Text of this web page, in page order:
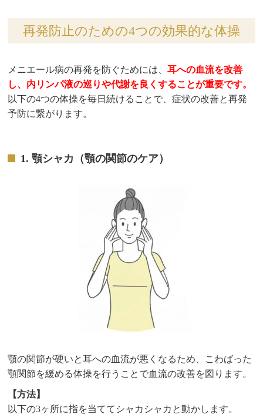
再発防止のための4つの効果的な体操
メニエール病の再発を防ぐためには、耳への血流を改善
し、内リンパ液の巡りや代謝を良くすることが重要です。
以下の4つの体操を毎日続けることで、症状の改善と再発
予防に繋がります。
1. 顎シャカ（顎の関節のケア）
顎の関節が硬いと耳への血流が悪くなるため、こわばった
顎関節を緩める体操を行うことで血流の改善を図ります。
【方法】
以下の3ヶ所に指を当ててシャカシャカと動かします。